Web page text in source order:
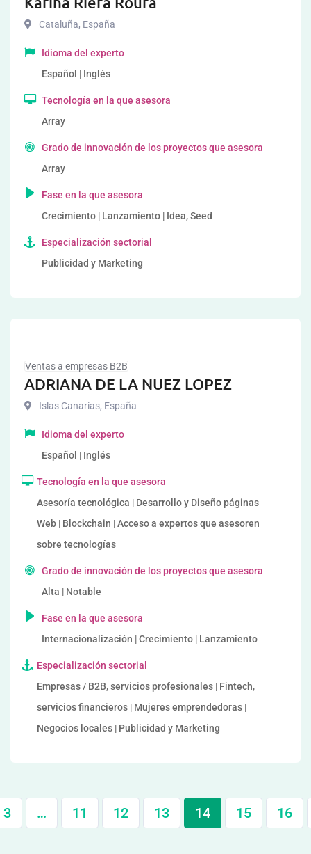
Cataluña, España
Idioma del experto
Español | Inglés
Tecnología en la que asesora
Array
Grado de innovación de los proyectos que asesora
Array
Fase en la que asesora
Crecimiento | Lanzamiento | Idea, Seed
Especialización sectorial
Publicidad y Marketing
Ventas a empresas B2B
ADRIANA DE LA NUEZ LOPEZ
Islas Canarias, España
Idioma del experto
Español | Inglés
Tecnología en la que asesora
Asesoría tecnológica | Desarrollo y Diseño páginas
Web | Blockchain | Acceso a expertos que asesoren
sobre tecnologías
Grado de innovación de los proyectos que asesora
Alta | Notable
Fase en la que asesora
Internacionalización | Crecimiento | Lanzamiento
Especialización sectorial
Empresas / B2B, servicios profesionales | Fintech,
servicios financieros | Mujeres emprendedoras |
Negocios locales | Publicidad y Marketing
3 … 11 12 13 14 15 16